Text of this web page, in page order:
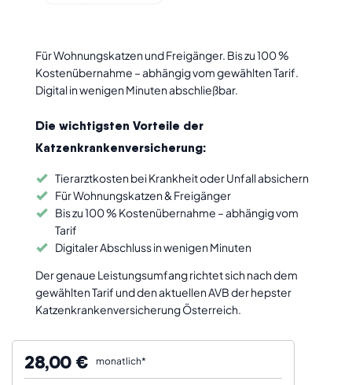
Newsletter
Impressum
Jobs
Für Wohnungskatzen und Freigänger. Bis zu 100 %
Kostenübernahme – abhängig vom gewählten Tarif.
Digital in wenigen Minuten abschließbar.
Die wichtigsten Vorteile der
Katzenkrankenversicherung:
Tierarztkosten bei Krankheit oder Unfall absichern
Für Wohnungskatzen & Freigänger
Bis zu 100 % Kostenübernahme – abhängig vom
Tarif
Digitaler Abschluss in wenigen Minuten
Der genaue Leistungsumfang richtet sich nach dem
gewählten Tarif und den aktuellen AVB der hepster
Katzenkrankenversicherung Österreich.
28,00 € monatlich*